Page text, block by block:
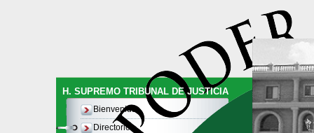
H. SUPREMO TRIBUNAL DE JUSTICIA
Bienvenida
Directorio